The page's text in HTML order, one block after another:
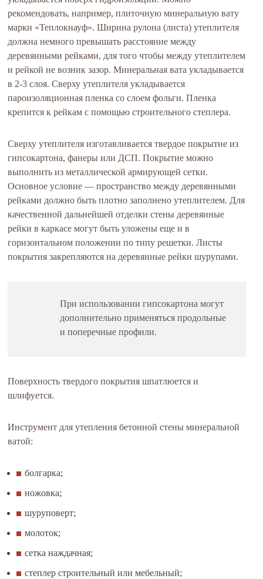
рекомендовать, например, плиточную минеральную вату
марки «Теплокнауф». Ширина рулона (листа) утеплителя
должна немного превышать расстояние между
деревянными рейками, для того чтобы между утеплителем
и рейкой не возник зазор. Минеральная вата укладывается
в 2-3 слоя. Сверху утеплителя укладывается
пароизоляционная пленка со слоем фольги. Пленка
крепится к рейкам с помощью строительного степлера.
Сверху утеплителя изготавливается твердое покрытие из
гипсокартона, фанеры или ДСП. Покрытие можно
выполнить из металлической армирующей сетки.
Основное условие — пространство между деревянными
рейками должно быть плотно заполнено утеплителем. Для
качественной дальнейшей отделки стены деревянные
рейки в каркасе могут быть уложены еще и в
горизонтальном положении по типу решетки. Листы
покрытия закрепляются на деревянные рейки шурупами.
При использовании гипсокартона могут
дополнительно применяться продольные
и поперечные профили.
Поверхность твердого покрытия шпатлюется и
шлифуется.
Инструмент для утепления бетонной стены минеральной
ватой:
болгарка;
ножовка;
шуруповерт;
молоток;
сетка наждачная;
степлер строительный или мебельный;